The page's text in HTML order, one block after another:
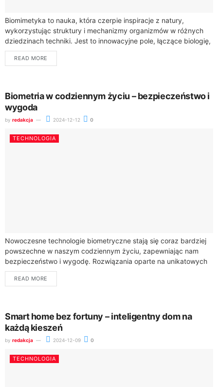
Biomimetyka to nauka, która czerpie inspiracje z natury,
wykorzystując struktury i mechanizmy organizmów w różnych
dziedzinach techniki. Jest to innowacyjne pole, łączące biologię,
inżynierię i technologię. Przykłady zastosowań biomimetyki są...
READ MORE
Biometria w codziennym życiu – bezpieczeństwo i
wygoda
by redakcja 2024-12-12 0
TECHNOLOGIA
Nowoczesne technologie biometryczne stają się coraz bardziej
powszechne w naszym codziennym życiu, zapewniając nam
bezpieczeństwo i wygodę. Rozwiązania oparte na unikatowych
cechach fizycznych, takich jak odciski palców, skanowanie
tęczówki oka...
READ MORE
Smart home bez fortuny – inteligentny dom na
każdą kieszeń
by redakcja 2024-12-09 0
TECHNOLOGIA